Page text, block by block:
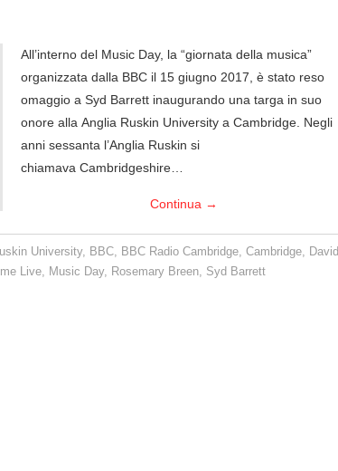
All’interno del Music Day, la “giornata della musica”
organizzata dalla BBC il 15 giugno 2017, è stato reso
omaggio a Syd Barrett inaugurando una targa in suo
onore alla Anglia Ruskin University a Cambridge. Negli
anni sessanta l’Anglia Ruskin si
chiamava Cambridgeshire…
Continua →
University, BBC BBC Radio Cambridge ,Cambridge
David
Live Music Day, Rosemary Breen Syd Barrett